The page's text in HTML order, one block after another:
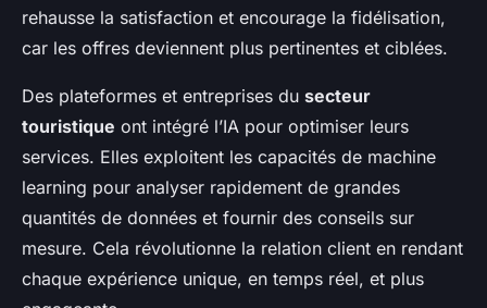
rehausse la satisfaction et encourage la fidélisation,
car les offres deviennent plus pertinentes et ciblées.
Des plateformes et entreprises du secteur
touristique ont intégré l’IA pour optimiser leurs
services. Elles exploitent les capacités de machine
learning pour analyser rapidement de grandes
quantités de données et fournir des conseils sur
mesure. Cela révolutionne la relation client en rendant
chaque expérience unique, en temps réel, et plus